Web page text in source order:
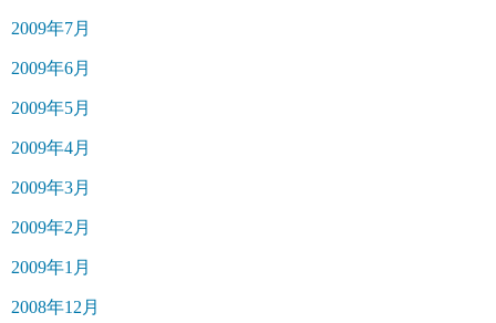
2009年7月
2009年6月
2009年5月
2009年4月
2009年3月
2009年2月
2009年1月
2008年12月